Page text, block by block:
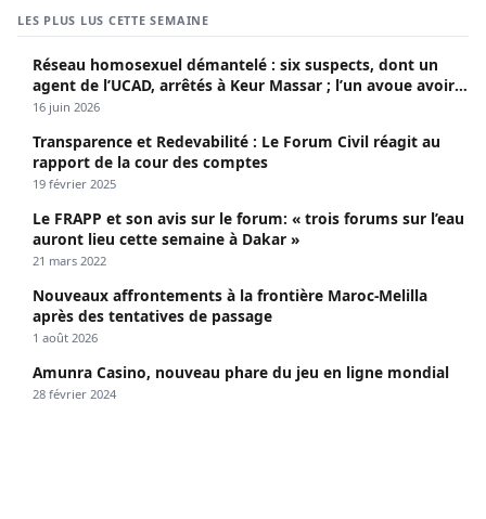
LES PLUS LUS CETTE SEMAINE
Réseau homosexuel démantelé : six suspects, dont un
agent de l’UCAD, arrêtés à Keur Massar ; l’un avoue avoir
propagé le VIH depuis 2018
16 juin 2026
Transparence et Redevabilité : Le Forum Civil réagit au
rapport de la cour des comptes
19 février 2025
Le FRAPP et son avis sur le forum: « trois forums sur l’eau
auront lieu cette semaine à Dakar »
21 mars 2022
Nouveaux affrontements à la frontière Maroc-Melilla
après des tentatives de passage
1 août 2026
Amunra Casino, nouveau phare du jeu en ligne mondial
28 février 2024